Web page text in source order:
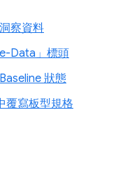
察資料
Data」標頭
狀態
覆寫板型規格